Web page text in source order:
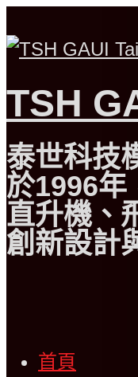
TSH
泰世科技
於1996年
直升機、
創新設計
首頁